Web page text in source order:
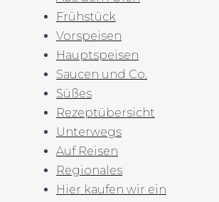
Frühstück
Vorspeisen
Hauptspeisen
Saucen und Co.
Süßes
Rezeptübersicht
Unterwegs
Auf Reisen
Regionales
Hier kaufen wir ein